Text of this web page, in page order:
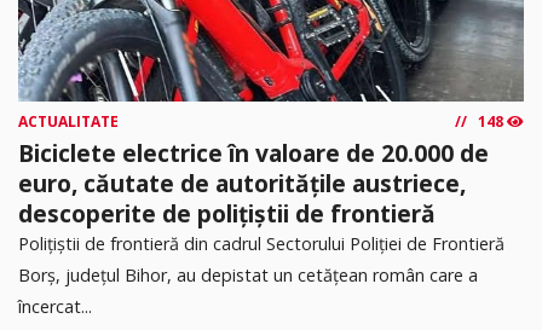
ACTUALITATE 148
Biciclete electrice în valoare de 20.000 de
euro, căutate de autoritățile austriece,
descoperite de polițiștii de frontieră
Poliţiştii de frontieră din cadrul Sectorului Poliției de Frontieră
Borș, județul Bihor, au depistat un cetățean român care a
încercat...